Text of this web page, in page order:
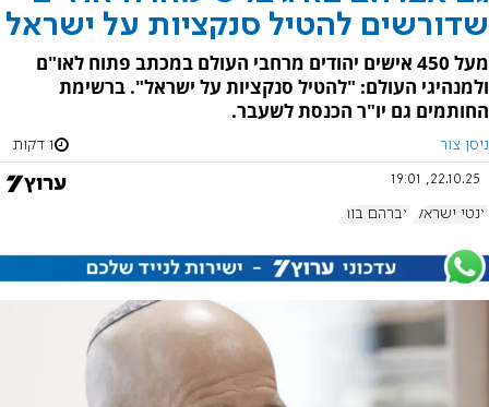
שדורשים להטיל סנקציות על ישראל
מעל 450 אישים יהודים מרחבי העולם במכתב פתוח לאו"ם
ולמנהיגי העולם: "להטיל סנקציות על ישראל". ברשימת
החותמים גם יו"ר הכנסת לשעבר.
ניסן צור 1 דקות
22.10.25, 19:01
אנטי ישראלי אברהם בורג